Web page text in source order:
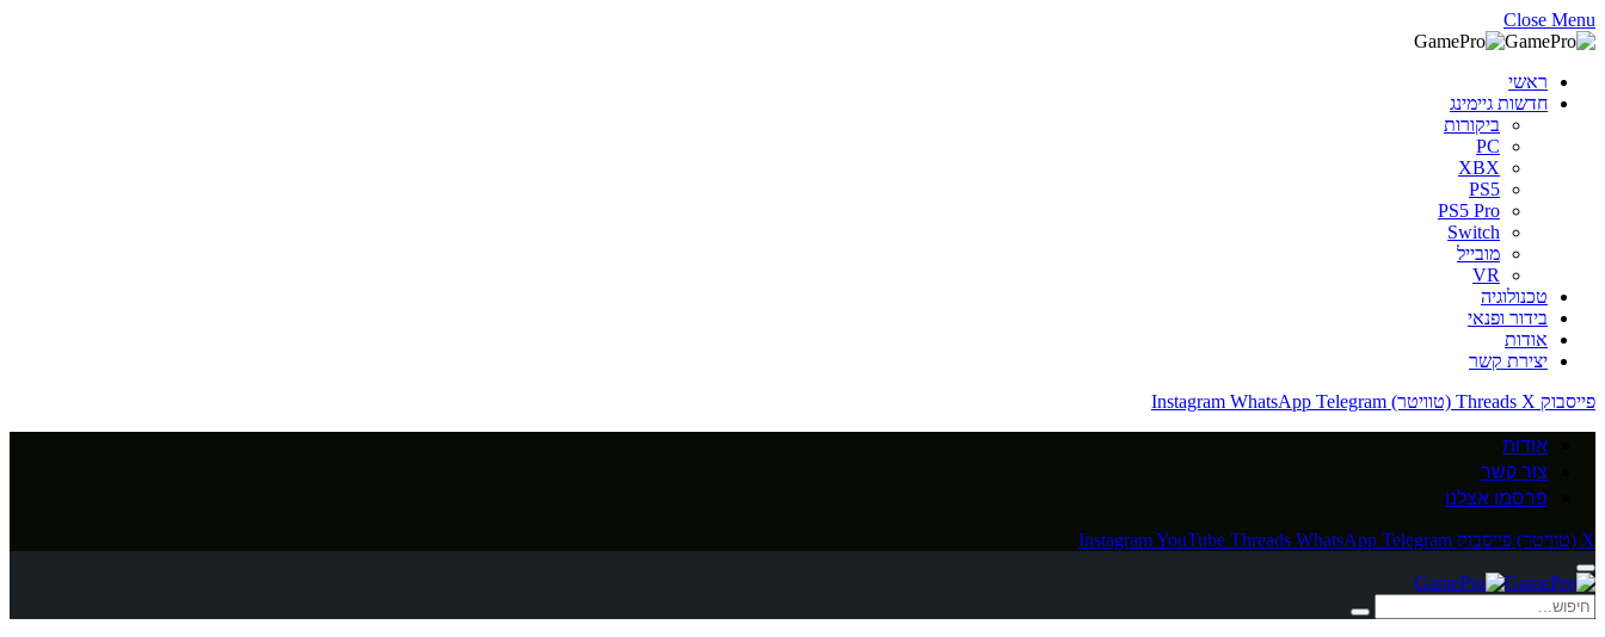
Close Menu
ראשי
חדשות גיימינג
ביקורות
PC
XBX
PS5
PS5 Pro
Switch
מובייל
VR
טכנולוגיה
בידור ופנאי
אודות
יצירת קשר
פייסבוק
Threads X (טוויטר) Instagram WhatsApp Telegram
אודות
צור קשר
פרסמו אצלנו
X (טוויטר) פייסבוק InstagramYouTube Threads WhatsApp Telegram